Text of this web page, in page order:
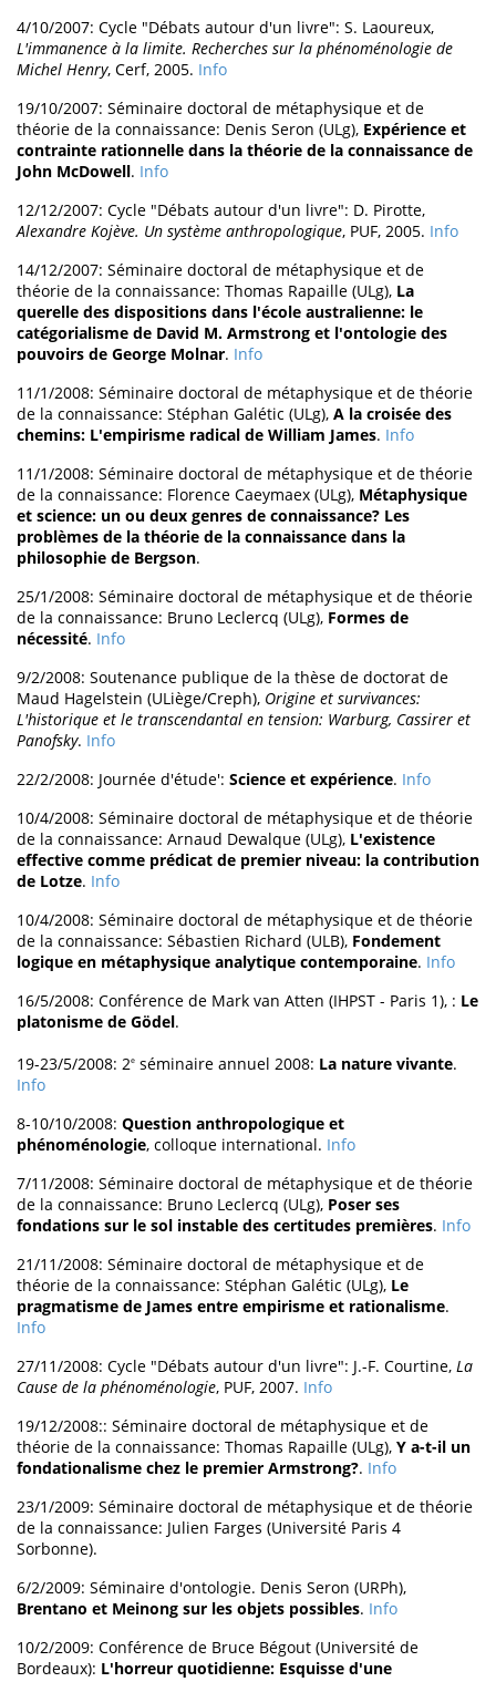
4/10/2007: Cycle "Débats autour d'un livre": S. Laoureux,
L'immanence à la limite. Recherches sur la phénoménologie de
Michel Henry, Cerf, 2005. Info
19/10/2007: Séminaire doctoral de métaphysique et de
théorie de la connaissance: Denis Seron (ULg), Expérience et
contrainte rationnelle dans la théorie de la connaissance de
John McDowell. Info
12/12/2007: Cycle "Débats autour d'un livre": D. Pirotte,
Alexandre Kojève. Un système anthropologique, PUF, 2005. Info
14/12/2007: Séminaire doctoral de métaphysique et de
théorie de la connaissance: Thomas Rapaille (ULg), La
querelle des dispositions dans l'école australienne: le
catégorialisme de David M. Armstrong et l'ontologie des
pouvoirs de George Molnar. Info
11/1/2008: Séminaire doctoral de métaphysique et de théorie
de la connaissance: Stéphan Galétic (ULg), A la croisée des
chemins: L'empirisme radical de William James. Info
11/1/2008: Séminaire doctoral de métaphysique et de théorie
de la connaissance: Florence Caeymaex (ULg), Métaphysique
et science: un ou deux genres de connaissance? Les
problèmes de la théorie de la connaissance dans la
philosophie de Bergson.
25/1/2008: Séminaire doctoral de métaphysique et de théorie
de la connaissance: Bruno Leclercq (ULg), Formes de
nécessité. Info
9/2/2008: Soutenance publique de la thèse de doctorat de
Maud Hagelstein (ULiège/Creph), Origine et survivances:
L'historique et le transcendantal en tension: Warburg, Cassirer et
Panofsky. Info
22/2/2008: Journée d'étude': Science et expérience. Info
10/4/2008: Séminaire doctoral de métaphysique et de théorie
de la connaissance: Arnaud Dewalque (ULg), L'existence
effective comme prédicat de premier niveau: la contribution
de Lotze. Info
10/4/2008: Séminaire doctoral de métaphysique et de théorie
de la connaissance: Sébastien Richard (ULB), Fondement
logique en métaphysique analytique contemporaine. Info
16/5/2008: Conférence de Mark van Atten (IHPST - Paris 1), : Le
platonisme de Gödel.
19-23/5/2008: 2e séminaire annuel 2008: La nature vivante.
Info
8-10/10/2008: Question anthropologique et
phénoménologie, colloque international. Info
7/11/2008: Séminaire doctoral de métaphysique et de théorie
de la connaissance: Bruno Leclercq (ULg), Poser ses
fondations sur le sol instable des certitudes premières. Info
21/11/2008: Séminaire doctoral de métaphysique et de
théorie de la connaissance: Stéphan Galétic (ULg), Le
pragmatisme de James entre empirisme et rationalisme.
Info
27/11/2008: Cycle "Débats autour d'un livre": J.-F. Courtine, La
Cause de la phénoménologie, PUF, 2007. Info
19/12/2008:: Séminaire doctoral de métaphysique et de
théorie de la connaissance: Thomas Rapaille (ULg), Y a-t-il un
fondationalisme chez le premier Armstrong?. Info
23/1/2009: Séminaire doctoral de métaphysique et de théorie
de la connaissance: Julien Farges (Université Paris 4
Sorbonne).
6/2/2009: Séminaire d'ontologie. Denis Seron (URPh),
Brentano et Meinong sur les objets possibles. Info
10/2/2009: Conférence de Bruce Bégout (Université de
Bordeaux): L'horreur quotidienne: Esquisse d'une